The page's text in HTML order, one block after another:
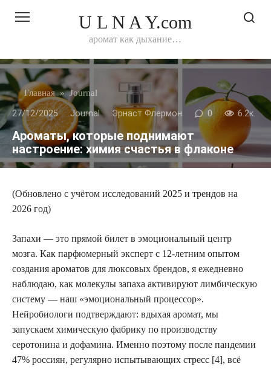
U L N A Y.com
аромат как дыхание…
Главная » Journal
27/12/2025 Journal Эрнаст Флермон 0 6.2к.
Ароматы, которые поднимают
настроение: химия счастья в флаконе
(Обновлено с учётом исследований 2025 и трендов на
2026 год)
Запахи — это прямой билет в эмоциональный центр
мозга. Как парфюмерный эксперт с 12-летним опытом
создания ароматов для люксовых брендов, я ежедневно
наблюдаю, как молекулы запаха активируют лимбическую
систему — наш «эмоциональный процессор».
Нейробиологи подтверждают: вдыхая аромат, мы
запускаем химическую фабрику по производству
серотонина и дофамина. Именно поэтому после пандемии
47% россиян, регулярно испытывающих стресс [4], всё